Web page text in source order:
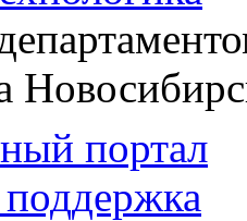
портал